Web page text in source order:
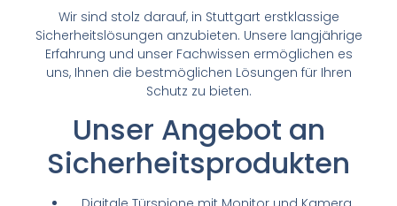
Wir sind stolz darauf, in Stuttgart erstklassige
Sicherheitslösungen anzubieten. Unsere langjährige
Erfahrung und unser Fachwissen ermöglichen es
uns, Ihnen die bestmöglichen Lösungen für Ihren
Schutz zu bieten.
Unser Angebot an
Sicherheitsprodukten